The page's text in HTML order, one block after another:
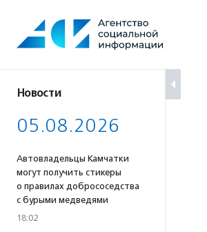
содержанию
Новости
05.08.2026
Автовладельцы Камчатки
могут получить стикеры
о правилах добрососедства
с бурыми медведями
18:02